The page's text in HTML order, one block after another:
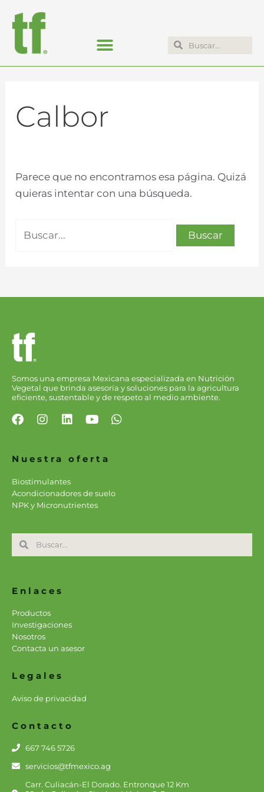
Search
Search
Calbor
Parece que no encontramos esa página. Quizá
quieras intentar con una búsqueda.
Somos una empresa Mexicana especializada en Nutrición
Vegetal que brinda asesoría y soluciones para la agricultura
eficiente, sustentable y de respeto al medio ambiente.
F
e
b
o
o
k
I
t
a
g
r
a
L
k
e
d
i
n
Y
t
u
e
W
Nuestra oferta
Biostimulantes
Acondicionadores de suelo
NPK y Micronutrientes
SearchSearch
Enlaces
Productos
Investigaciones
Nosotros
Contacta un asesor
Legales
Aviso de privacidad
Contacto
667 746 5726
servicios@tfmexico.ag
Carr. Culiacán-El Dorado. Entronque 12 Km